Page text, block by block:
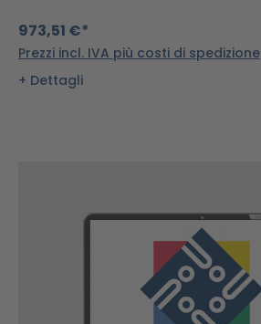
973,51 €*
Prezzi incl. IVA più costi di spedizione
Dettagli